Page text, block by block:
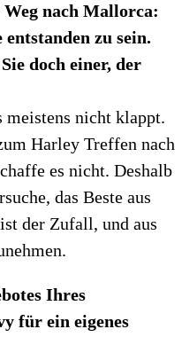
nach Mallorca:
zu sein.
doch einer, der
meistens nicht klappt.
Harley Treffen nach
es nicht. Deshalb
das Beste aus
der Zufall, und aus
Ihres
für ein eigenes